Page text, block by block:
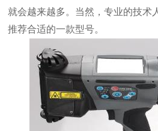
就会越来越多。当然，专业的技术
推荐合适的一款型号。